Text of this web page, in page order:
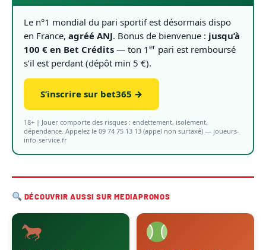
Le n°1 mondial du pari sportif est désormais dispo
en France, agréé ANJ. Bonus de bienvenue : jusqu’à
100 € en Bet Crédits — ton 1 er pari est remboursé
s’il est perdant (dépôt min 5 €).
S’inscrire sur bet365 →
18+ | Jouer comporte des risques : endettement, isolement,
dépendance. Appelez le 09 74 75 13 13 (appel non surtaxé) — joueurs-
info-service.fr
DÉCOUVRIR AUSSI SUR MEDIAPRONOS